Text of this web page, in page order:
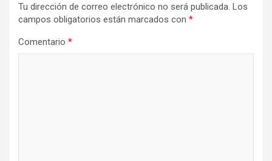
Tu dirección de correo electrónico no será publicada. Los
campos obligatorios están marcados con *
Comentario *